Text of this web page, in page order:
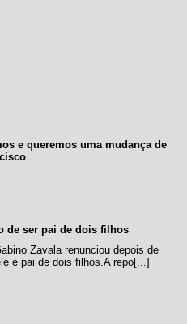
e queremos uma mudança de
de ser pai de dois filhos
Zavala renunciou depois de
é pai de dois filhos.A repo[...]